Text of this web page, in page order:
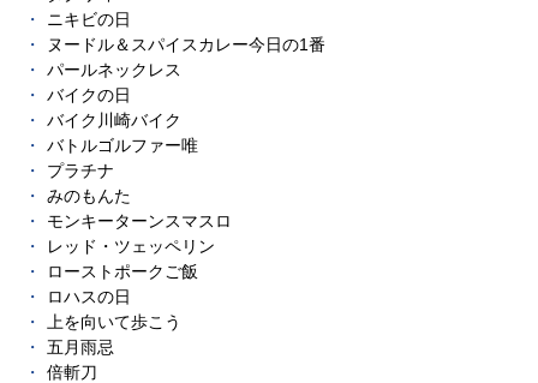
ニキビの日
ヌードル＆スパイスカレー今日の1番
パールネックレス
バイクの日
バイク川崎バイク
バトルゴルファー唯
プラチナ
みのもんた
モンキーターンスマスロ
レッド・ツェッペリン
ローストポークご飯
ロハスの日
上を向いて歩こう
五月雨忌
倍斬刀